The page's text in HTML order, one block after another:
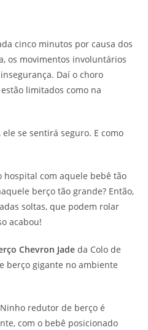
cinco minutos por causa dos
os movimentos involuntários
Daí o choro
limitados como na
se sentirá seguro. E como
hospital com aquele bebê tão
berço tão grande? Então,
soltas, que podem rolar
acabou!
Chevron Jadeda Colo de
berço gigante no ambiente
redutor de berço é
com o bebê posicionado